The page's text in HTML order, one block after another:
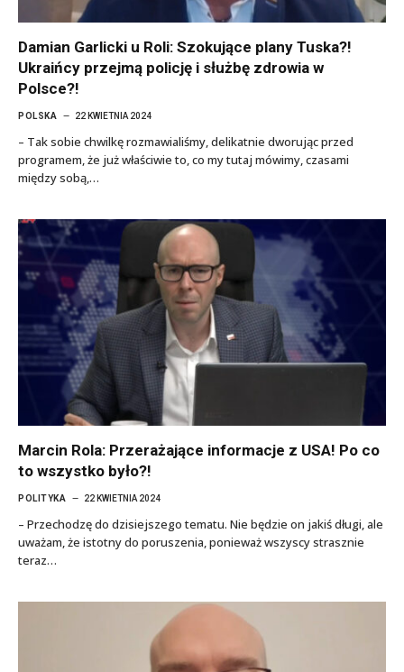
Damian Garlicki u Roli: Szokujące plany Tuska?!
Ukraińcy przejmą policję i służbę zdrowia w
Polsce?!
POLSKA 22 KWIETNIA 2024
– Tak sobie chwilkę rozmawialiśmy, delikatnie dworując przed
programem, że już właściwie to, co my tutaj mówimy, czasami
między sobą,…
Marcin Rola: Przerażające informacje z USA! Po co
to wszystko było?!
POLITYKA 22 KWIETNIA 2024
– Przechodzę do dzisiejszego tematu. Nie będzie on jakiś długi, ale
uważam, że istotny do poruszenia, ponieważ wszyscy strasznie
teraz…